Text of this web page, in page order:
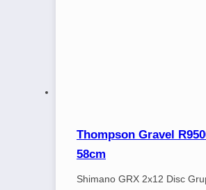
Thompson Gravel
58cm
Shimano GRX 2x12 Disc